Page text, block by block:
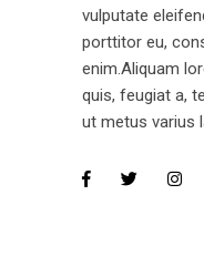
vulputate
porttitor eu,
enim.Aliquam
quis, feugiat a,
ut metus varius